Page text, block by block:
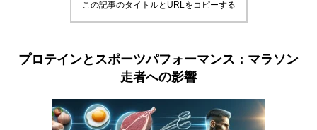
この記事のタイトルとURLをコピーする
プロテインとスポーツパフォーマンス：マラソン
走者への影響